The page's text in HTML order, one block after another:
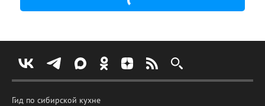
Гид по сибирской кухне